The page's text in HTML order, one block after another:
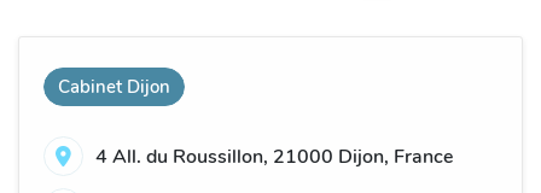
Cabinet Dijon
4 All. du Roussillon, 21000 Dijon, France